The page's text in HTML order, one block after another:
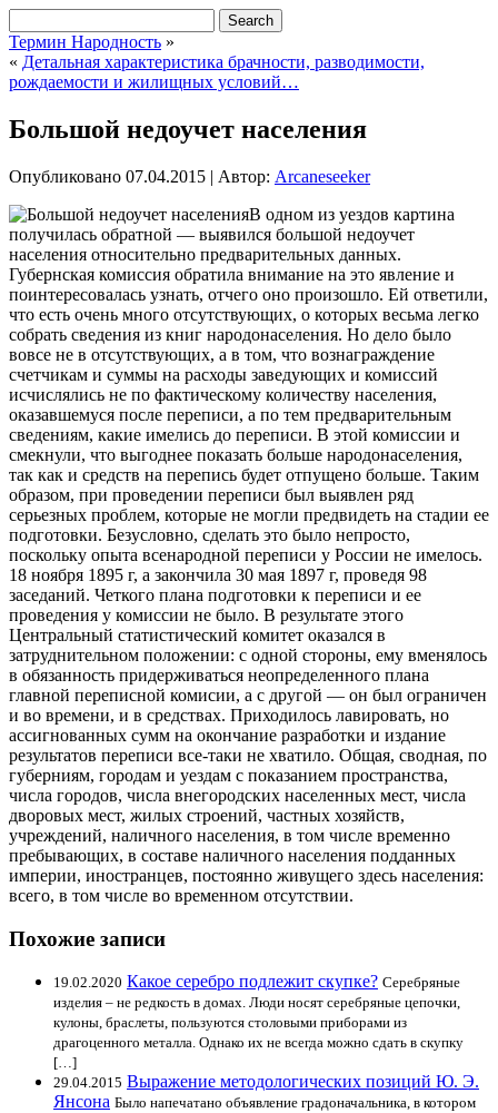
Термин Народность »
« Детальная характеристика брачности, разводимости,
рождаемости и жилищных условий…
Большой недоучет населения
Опубликовано 07.04.2015 | Автор: Arcaneseeker
В одном из уездов картина
получилась обратной — выявился большой недоучет
населения относительно предварительных данных.
Губернская комиссия обратила внимание на это явление и
поинтересовалась узнать, отчего оно произошло. Ей ответили,
что есть очень много отсутствующих, о которых весьма легко
собрать сведения из книг народонаселения. Но дело было
вовсе не в отсутствующих, а в том, что вознаграждение
счетчикам и суммы на расходы заведующих и комиссий
исчислялись не по фактическому количеству населения,
оказавшемуся после переписи, а по тем предварительным
сведениям, какие имелись до переписи. В этой комиссии и
смекнули, что выгоднее показать больше народонаселения,
так как и средств на перепись будет отпущено больше. Таким
образом, при проведении переписи был выявлен ряд
серьезных проблем, которые не могли предвидеть на стадии ее
подготовки. Безусловно, сделать это было непросто,
поскольку опыта всенародной переписи у России не имелось.
18 ноября 1895 г, а закончила 30 мая 1897 г, проведя 98
заседаний. Четкого плана подготовки к переписи и ее
проведения у комиссии не было. В результате этого
Центральный статистический комитет оказался в
затруднительном положении: с одной стороны, ему вменялось
в обязанность придерживаться неопределенного плана
главной переписной комисии, а с другой — он был ограничен
и во времени, и в средствах. Приходилось лавировать, но
ассигнованных сумм на окончание разработки и издание
результатов переписи все-таки не хватило. Общая, сводная, по
губерниям, городам и уездам с показанием пространства,
числа городов, числа внегородских населенных мест, числа
дворовых мест, жилых строений, частных хозяйств,
учреждений, наличного населения, в том числе временно
пребывающих, в составе наличного населения подданных
империи, иностранцев, постоянно живущего здесь населения:
всего, в том числе во временном отсутствии.
Похожие записи
19.02.2020 Какое серебро подлежит скупке? Серебряные
изделия – не редкость в домах. Люди носят серебряные цепочки,
кулоны, браслеты, пользуются столовыми приборами из
драгоценного металла. Однако их не всегда можно сдать в скупку
[…]
29.04.2015 Выражение методологических позиций Ю. Э.
Янсона Было напечатано объявление градоначальника, в котором